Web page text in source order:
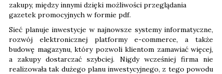
zakupy, między innymi dzięki możliwości przeglądania
gazetek promocyjnych w formie pdf.
Sieć planuje inwestycje w najnowsze systemy informatyczne,
rozwój elektronicznej platformy e-commerce, a także
budowę magazynu, który pozwoli klientom zamawiać więcej,
a zakupy dostarczać szybciej. Nigdy wcześniej firma nie
realizowała tak dużego planu inwestycyjnego, z tego powodu